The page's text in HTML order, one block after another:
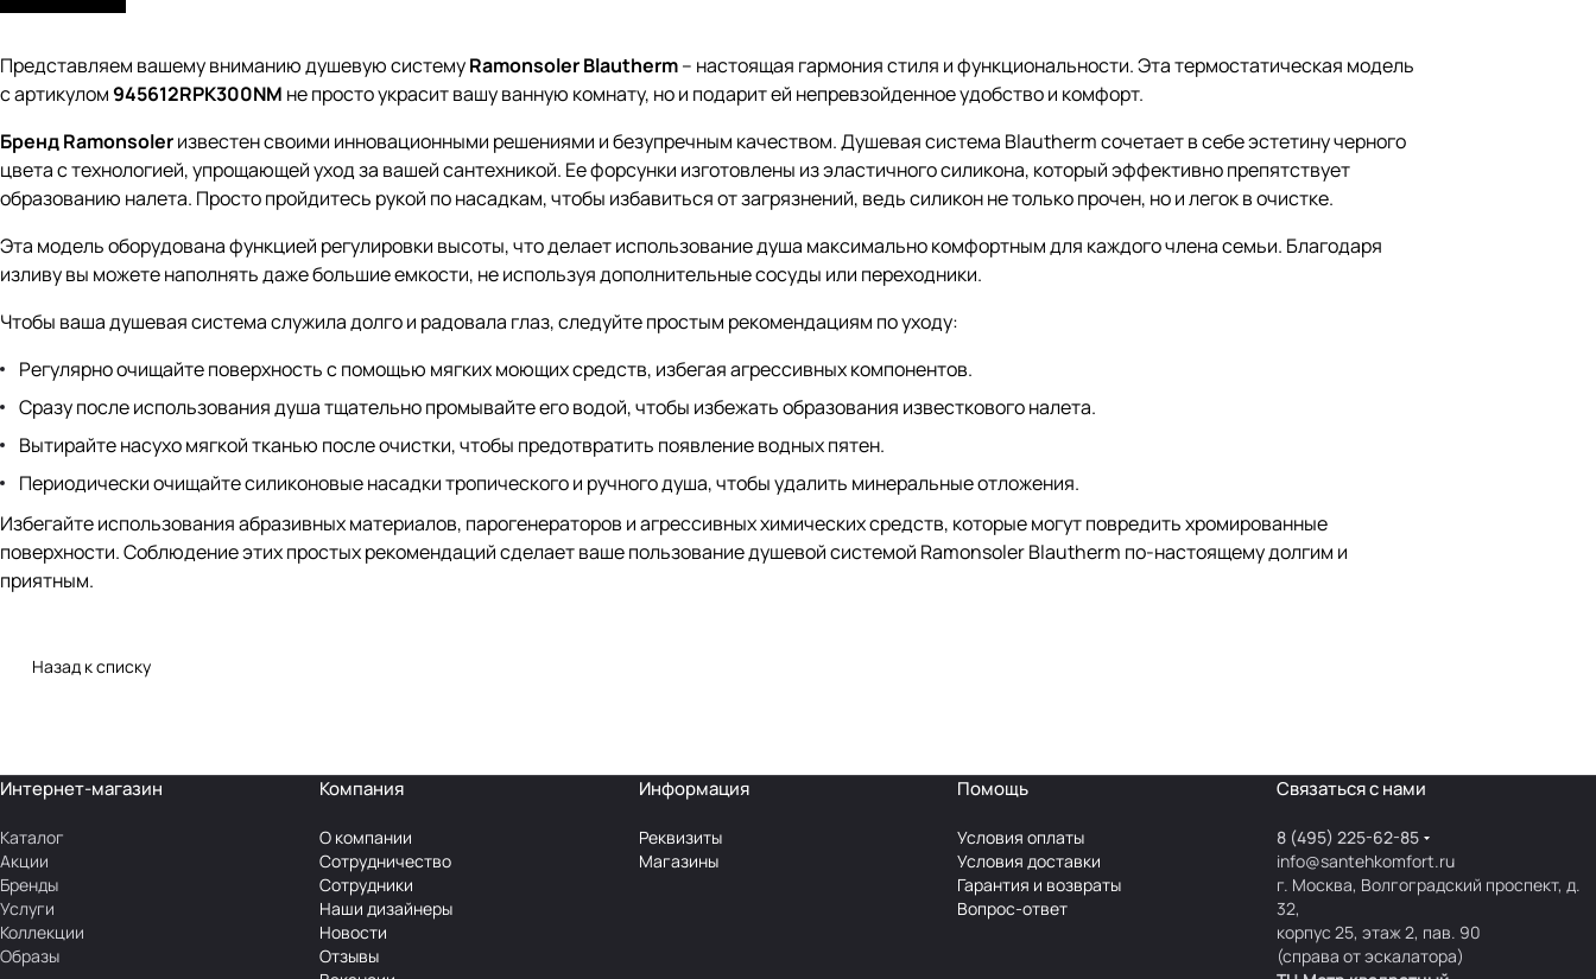
Представляем вашему вниманию душевую системуRamonsoler Blautherm– настоящая гармония стиля и функциональности. Эта термостатическая модель
с артикулом945612RPK300NM не просто украсит вашу ванную комнату, но и подарит ей непревзойденное удобство и комфорт.
Бренд Ramonsolerизвестен своими инновационными решениями и безупречным качеством. Душевая система Blautherm сочетает в себе эстетину черного
цвета с технологией, упрощающей уход за вашей сантехникой. Ее форсунки изготовлены из эластичного силикона, который эффективно препятствует
образованию налета. Просто пройдитесь рукой по насадкам, чтобы избавиться от загрязнений, ведь силикон не только прочен, но и легок в очистке.
Эта модель оборудована функцией регулировки высоты, что делает использование душа максимально комфортным для каждого члена семьи. Благодаря
изливу вы можете наполнять даже большие емкости, не используя дополнительные сосуды или переходники.
Чтобы ваша душевая система служила долго и радовала глаз, следуйте простым рекомендациям по уходу:
Регулярно очищайте поверхность с помощью мягких моющих средств, избегая агрессивных компонентов.
Сразу после использования душа тщательно промывайте его водой, чтобы избежать образования известкового налета.
Вытирайте насухо мягкой тканью после очистки, чтобы предотвратить появление водных пятен.
Периодически очищайте силиконовые насадки тропического и ручного душа, чтобы удалить минеральные отложения.
Избегайте использования абразивных материалов, парогенераторов и агрессивных химических средств, которые могут повредить хромированные
поверхности. Соблюдение этих простых рекомендаций сделает ваше пользование душевой системой Ramonsoler Blautherm по-настоящему долгим и
приятным.
Назад к списку
Интернет-магазин
Каталог
Акции
Бренды
Услуги
Коллекции
Образы
Компания
О компании
Сотрудничество
Сотрудники
Наши дизайнеры
Новости
Отзывы
Информация
Реквизиты
Магазины
Помощь
Условия оплаты
Условия доставки
Гарантия и возвраты
Вопрос-ответ
Связаться с нами
8 (495) 225-62-85
info@santehkomfort.ru
г. Москва, Волгоградский проспект, д.
32,
корпус 25, этаж 2, пав. 90
(справа от эскалатора)